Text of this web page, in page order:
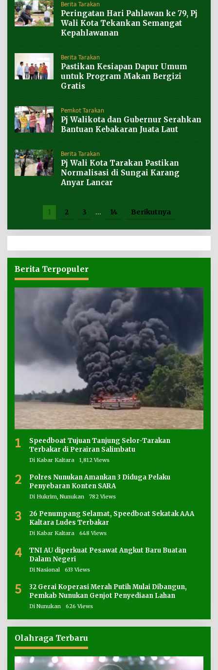
Berita Tarakan
Peringatan Hari Pahlawan ke 79, Pj
Wali Kota Tekankan Semangat
Kepahlawanan
Berita Tarakan
Pastikan Kesiapan Dapur Umum
untuk Program Makan Bergizi
Gratis
Pemkot Tarakan
Pj Walikota dan Gubernur Serahkan
Bantuan Kebakaran Juata Laut
Berita Tarakan
Pj Wali Kota Tarakan Pastikan
Normalisasi di Sungai Karang
Anyar Lancar
1 2 3 … 14 Berikutnya
Berita Terpopuler
1
Speedboat Tujuan Tanjung Selor-Tarakan
Terbakar di Perairan Salimbatu
Di Kabar Kaltara 1,812 Views
2
Polres Nunukan Amankan 3 Diduga Pelaku
Penyebaran Konten SARA
Di Hukrim, Nunukan 782 Views
3
26 Penumpang Selamat, Speedboat Sekatak AAA
Kaltara Ludes Terbakar
Di Kabar Kaltara 648 Views
4
TNI AU diperkuat Pesawat Angkut Baru Buatan
Dalam Negeri
Di Nasional 633 Views
5
32 Gerai Koperasi Merah Putih Mulai Dibangun,
Pemkab Nunukan Genjot Penyediaan Lahan
Di Nunukan 626 Views
Olahraga Terbaru